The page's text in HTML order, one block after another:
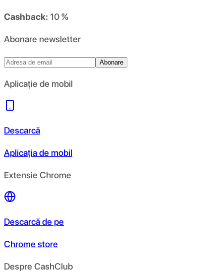
Cashback: 10 %
Abonare newsletter
Abonare
Aplicație de mobil
Descarcă
Aplicația de mobil
Extensie Chrome
Descarcă de pe
Chrome store
Despre CashClub